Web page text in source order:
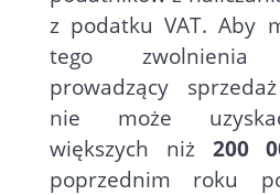
z podatku VAT. Aby
tego zwolnienia
prowadzący
nie może
większych niż 200
poprzednim roku